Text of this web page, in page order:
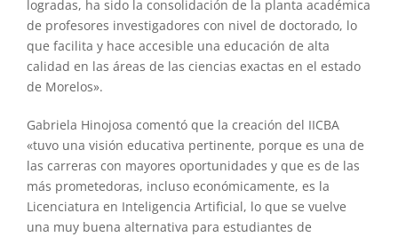
logradas, ha sido la consolidación de la planta académica
de profesores investigadores con nivel de doctorado, lo
que facilita y hace accesible una educación de alta
calidad en las áreas de las ciencias exactas en el estado
de Morelos».
Gabriela Hinojosa comentó que la creación del IICBA
«tuvo una visión educativa pertinente, porque es una de
las carreras con mayores oportunidades y que es de las
más prometedoras, incluso económicamente, es la
Licenciatura en Inteligencia Artificial, lo que se vuelve
una muy buena alternativa para estudiantes de